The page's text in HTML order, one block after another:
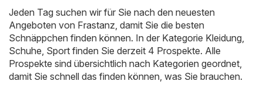
Jeden Tag suchen wir für Sie nach den neuesten
Angeboten von Frastanz, damit Sie die besten
Schnäppchen finden können. In der Kategorie Kleidung,
Schuhe, Sport finden Sie derzeit 4 Prospekte. Alle
Prospekte sind übersichtlich nach Kategorien geordnet,
damit Sie schnell das finden können, was Sie brauchen.